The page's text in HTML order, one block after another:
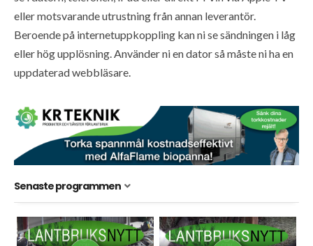
eller motsvarande utrustning från annan leverantör.
Beroende på internetuppkoppling kan ni se sändningen i låg
eller hög upplösning. Använder ni en dator så måste ni ha en
uppdaterad webbläsare.
Senaste programmen